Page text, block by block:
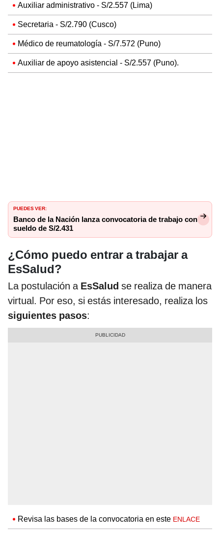
Auxiliar administrativo - S/2.557 (Lima)
Secretaria - S/2.790 (Cusco)
Médico de reumatología - S/7.572 (Puno)
Auxiliar de apoyo asistencial - S/2.557 (Puno).
PUEDES VER:
Banco de la Nación lanza convocatoria de trabajo con
sueldo de S/2.431
¿Cómo puedo entrar a trabajar a
EsSalud?
La postulación a EsSalud se realiza de manera
virtual. Por eso, si estás interesado, realiza los
siguientes pasos:
Revisa las bases de la convocatoria en este ENLACE